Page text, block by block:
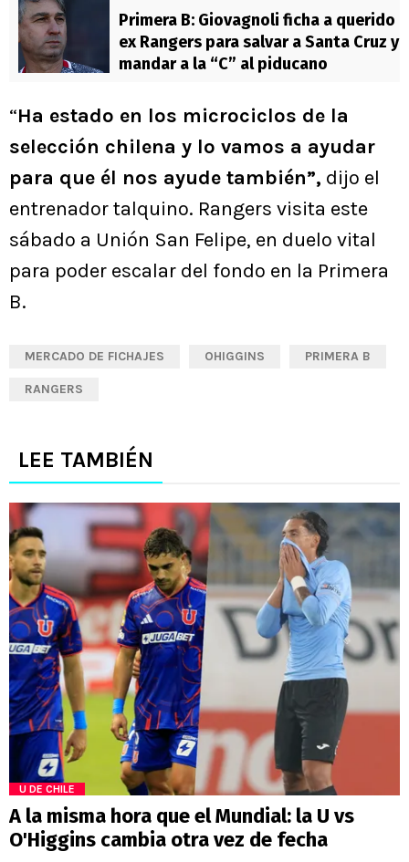
Primera B: Giovagnoli ficha a querido
ex Rangers para salvar a Santa Cruz y
mandar a la “C” al piducano
“Ha estado en los microciclos de la
selección chilena y lo vamos a ayudar
para que él nos ayude también”, dijo el
entrenador talquino. Rangers visita este
sábado a Unión San Felipe, en duelo vital
para poder escalar del fondo en la Primera
B.
MERCADO DE FICHAJES OHIGGINS PRIMERA B
RANGERS
LEE TAMBIÉN
U DE CHILE
A la misma hora que el Mundial: la U vs
O'Higgins cambia otra vez de fecha